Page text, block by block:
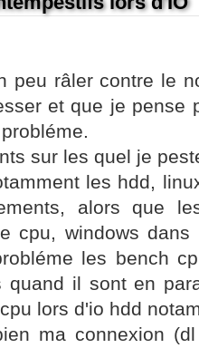
peu râler contre le
et que je pense
sur les quel je
les hdd,
alors que
cpu, windows
les bench
quand il sont en
lors d'io hdd
ma connexion